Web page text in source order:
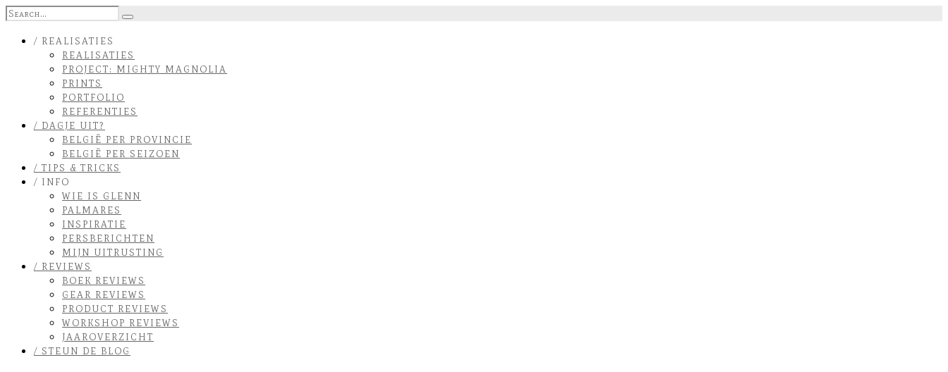
/ REALISATIES
REALISATIES
PROJECT: MIGHTY MAGNOLIA
PRINTS
PORTFOLIO
REFERENTIES
/ DAGJE UIT?
BELGIË PER PROVINCIE
BELGIË PER SEIZOEN
/ TIPS & TRICKS
/ INFO
WIE IS GLENN
PALMARES
INSPIRATIE
PERSBERICHTEN
MIJN UITRUSTING
/ REVIEWS
BOEK REVIEWS
GEAR REVIEWS
PRODUCT REVIEWS
WORKSHOP REVIEWS
JAAROVERZICHT
/ STEUN DE BLOG